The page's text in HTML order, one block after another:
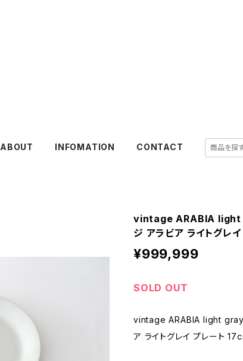
ABOUT INFOMATION CONTACT
vintage ARABIA light
ジ アラビア ライトグレ
¥999,999
SOLD OUT
vintage ARABIA light gray
ア ライトグレイ プレート